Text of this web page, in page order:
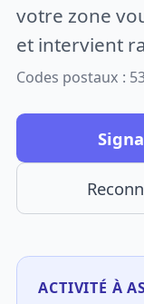
votre zone
et intervient
Codes postaux :
ACTIVITÉ À